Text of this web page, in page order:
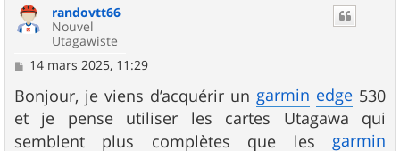
randovtt66
Nouvel
Utagawiste
M
s
s
a
g
14 mars 2025, 11:29
Bonjour, je viens d’acquérir un garmin edge 530
et je pense utiliser les cartes Utagawa qui
semblent plus complètes que les garmin